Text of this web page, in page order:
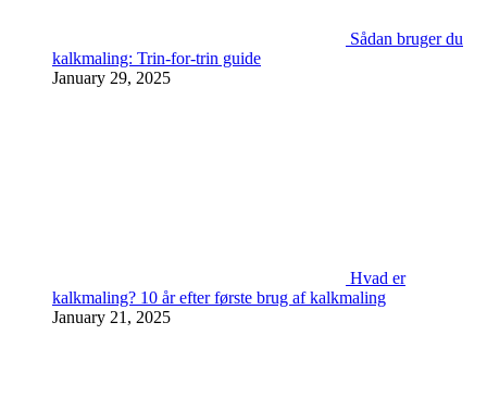
Sådan bruger du
kalkmaling: Trin-for-trin guide
January 29, 2025
Hvad er
kalkmaling? 10 år efter første brug af kalkmaling
January 21, 2025